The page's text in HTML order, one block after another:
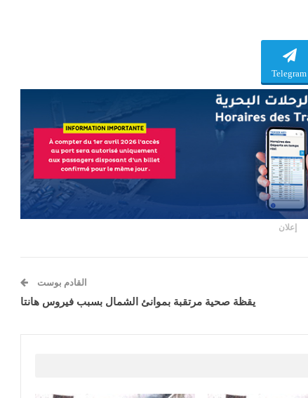
Telegram
إعلان
القادم بوست
يقظة صحية مرتقبة بموانئ الشمال بسبب فيروس هانتا